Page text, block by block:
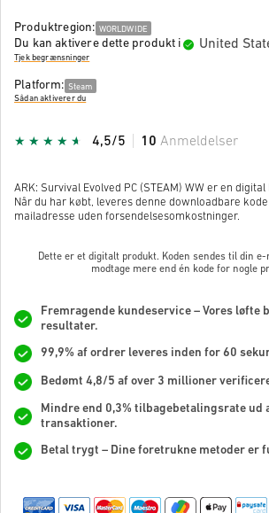
Produktregion: WORLDWIDE
Du kan aktivere dette produkt i United
Tjek begrænsninger
Platform: Steam
Sådan aktiverer du
4,5/5 10 Anmeldelser
ARK: Survival Evolved PC (STEAM) WW er en
Når du har købt, leveres denne downloadbare
mailadresse uden forsendelsesomkostninger.
Dette er et digitalt produkt. Koden sendes til din e-
modtage mere end én kode for nogle
Fremragende kundeservice – Vores løfte
resultater.
99,9% af ordrer leveres inden for 60
Bedømt 4,8/5 af over 3 millioner
Mindre end 0,3% tilbagebetalingsrate ud
transaktioner.
Betal trygt – Dine foretrukne metoder er